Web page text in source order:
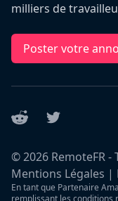
milliers de
Poster votre
Reddit Twitter
©2026 RemoteFR
Mentions Légales |
En tant que Partenaire
remplissant les conditions